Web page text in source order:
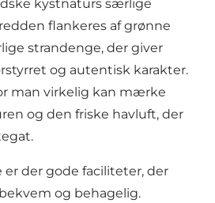
kystnaturs særlige
flankeres af grønne
strandenge, der giver
og autentisk karakter.
man virkelig kan mærke
og den friske havluft, der
er der gode faciliteter, der
og behagelig.